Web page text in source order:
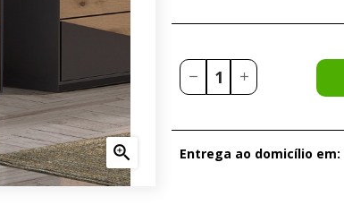
 Entrega ao domicílio em: